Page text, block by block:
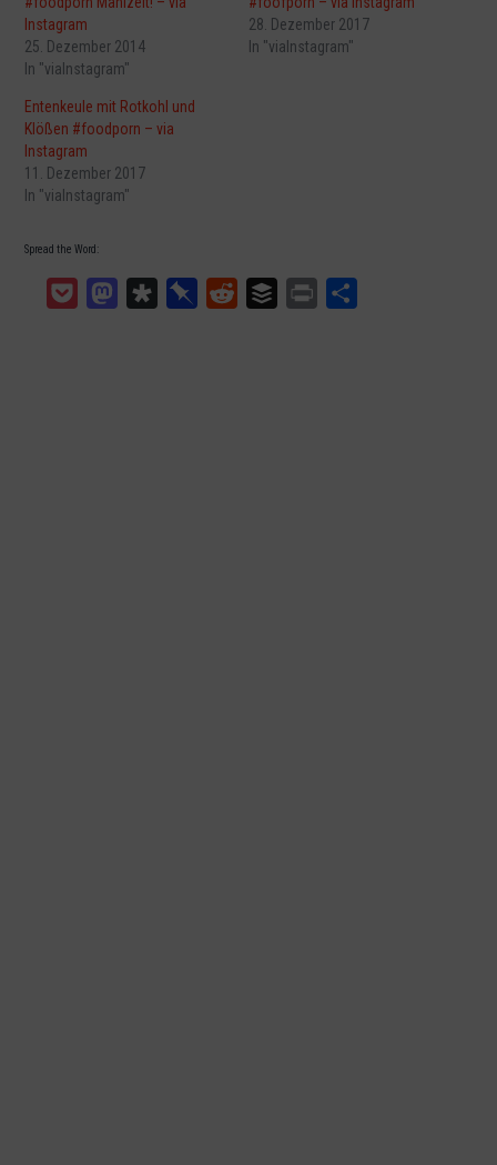
Instagram
25. Dezember 2014
In "viaInstagram"
28. Dezember 2017
In "viaInstagram"
Entenkeule mit Rotkohl und
Klößen #foodporn – via
Instagram
11. Dezember 2017
In "viaInstagram"
Spread the Word:
Pocket MastodonDiasporaPinboardReddit Buffer Print